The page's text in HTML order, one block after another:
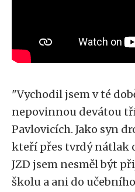
"Vychodil jsem v té
nepovinnou devátou
Pavlovicích. Jako syn
kteří přes tvrdý nátlak
JZD jsem nesměl být
školu a ani do